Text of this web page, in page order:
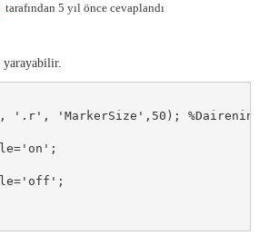
tarafından 5 yıl önce cevaplandı
yarayabilir.
'.r', 'MarkerSize',50); %Dairenin